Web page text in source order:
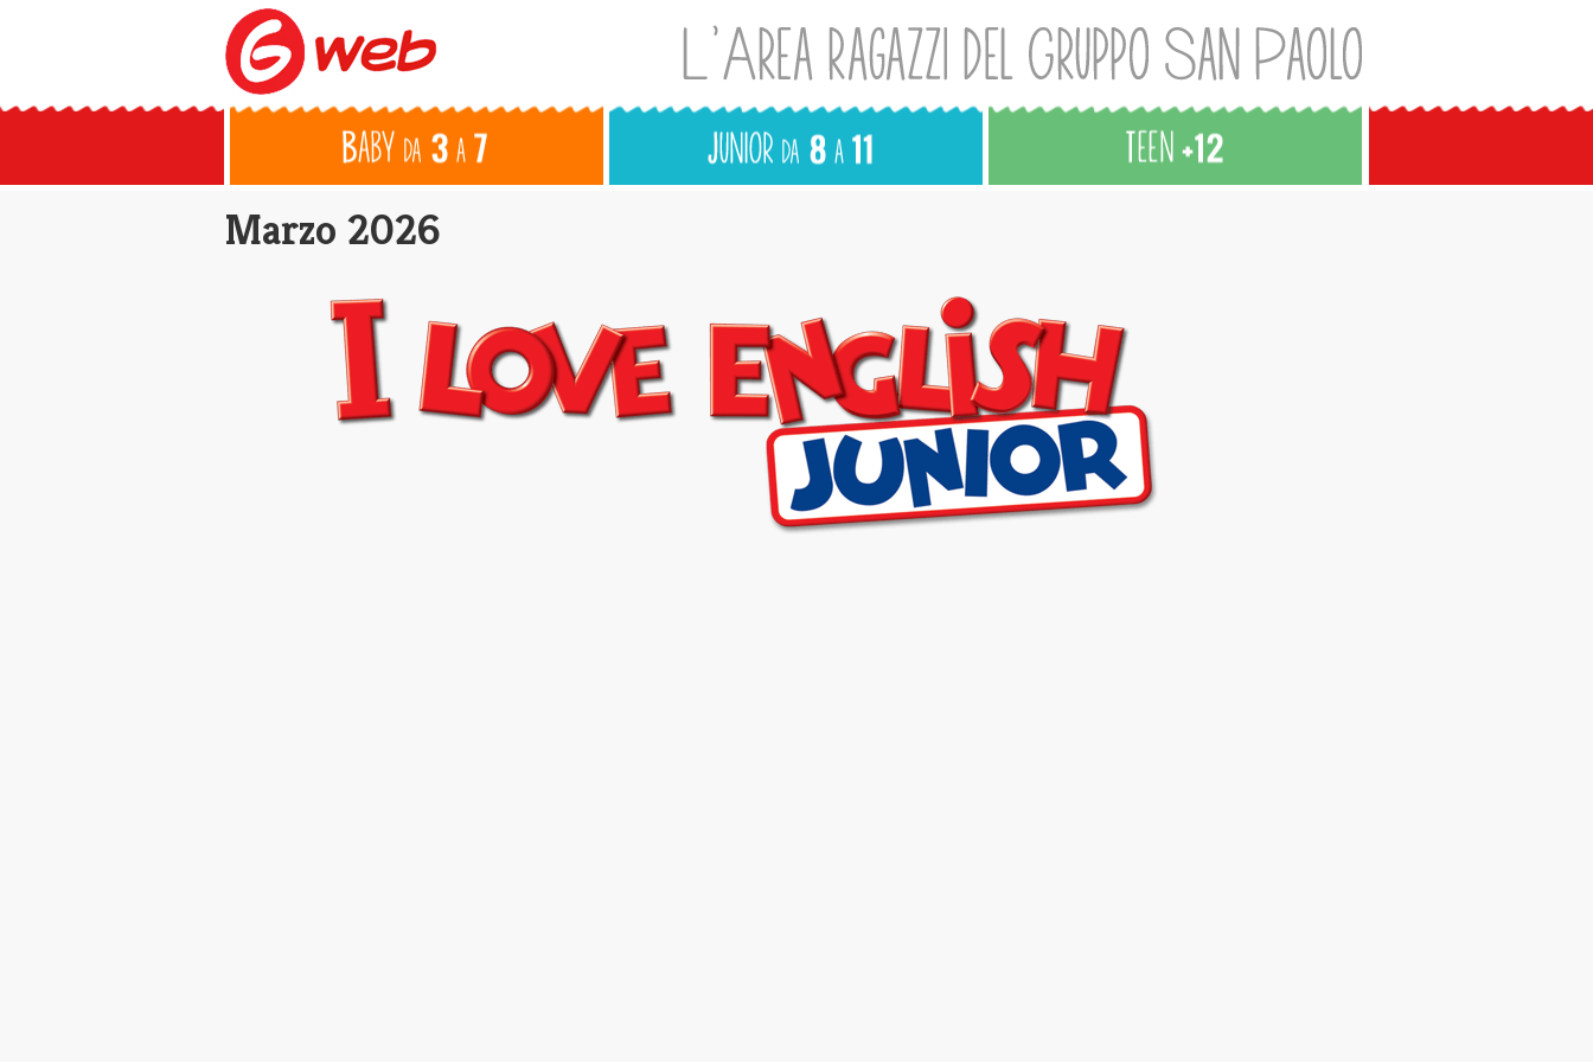
Marzo 2026